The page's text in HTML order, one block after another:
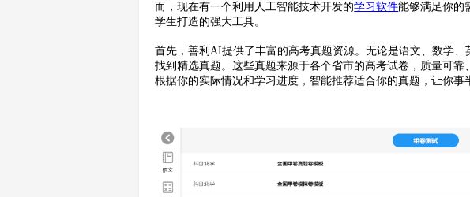
而，现在有一个利用人工智能技术开发的学习软件能够满足你的
学生打造的强大工具。
首先，善利AI提供了丰富的高考真题资源。无论是语文、数学
找到精选真题。这些真题来源于各个省市的高考试卷，质量可
根据你的实际情况和学习进度，智能推荐适合你的真题，让你事